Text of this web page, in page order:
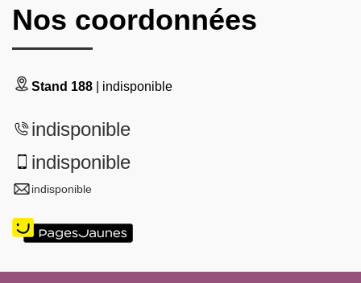
Nos coordonnées
Stand 188 | indisponible
indisponible
indisponible
indisponible